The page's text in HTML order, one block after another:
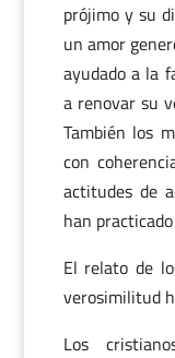
prójimo y su
un amor
ayudado a la
a renovar su
También los
con
actitudes de
han
El relato de
verosimilitud
Los